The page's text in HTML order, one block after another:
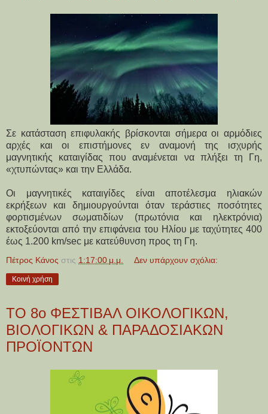
Σε κατάσταση επιφυλακής βρίσκονται σήμερα οι αρμόδιες
αρχές και οι επιστήμονες εν αναμονή της ισχυρής
μαγνητικής καταιγίδας που αναμένεται να πλήξει τη Γη,
«χτυπώντας» και την Ελλάδα.
Οι μαγνητικές καταιγίδες είναι αποτέλεσμα ηλιακών
εκρήξεων και δημιουργούνται όταν τεράστιες ποσότητες
φορτισμένων σωματιδίων (πρωτόνια και ηλεκτρόνια)
εκτοξεύονται από την επιφάνεια του Ηλίου με ταχύτητες 400
έως 1.200 km/sec με κατεύθυνση προς τη Γη.
Πέτρος Κάνος στις 1:17:00 μ.μ. Δεν υπάρχουν σχόλια:
Κοινή χρήση
ΤΟ 8ο ΦΕΣΤΙΒΑΛ ΟΙΚΟΛΟΓΙΚΩΝ,
ΒΙΟΛΟΓΙΚΩΝ & ΠΑΡΑΔΟΣΙΑΚΩΝ
ΠΡΟΪΟΝΤΩΝ